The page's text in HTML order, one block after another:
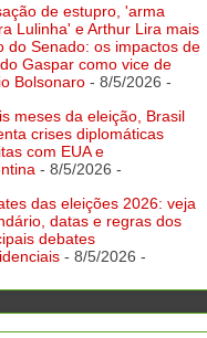
de estupro, 'arma
Lulinha' e Arthur Lira mais
do Senado: os impactos de
Gaspar como vice de
Bolsonaro - 8/5/2026 -
meses da eleição, Brasil
crises diplomáticas
com EUA e
- 8/5/2026 -
das eleições 2026: veja
datas e regras dos
debates
- 8/5/2026 -